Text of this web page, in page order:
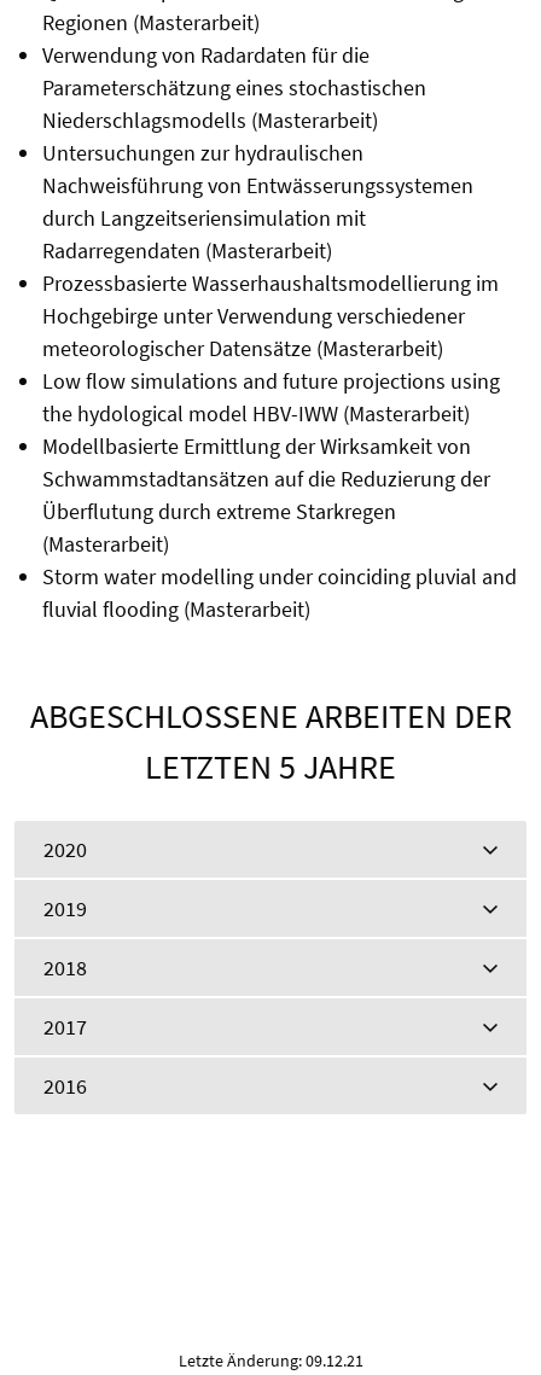
Regionen (Masterarbeit)
Verwendung von Radardaten für die
Parameterschätzung eines stochastischen
Niederschlagsmodells (Masterarbeit)
Untersuchungen zur hydraulischen
Nachweisführung von Entwässerungssystemen
durch Langzeitseriensimulation mit
Radarregendaten (Masterarbeit)
Prozessbasierte Wasserhaushaltsmodellierung im
Hochgebirge unter Verwendung verschiedener
meteorologischer Datensätze (Masterarbeit)
Low flow simulations and future projections using
the hydological model HBV-IWW (Masterarbeit)
Modellbasierte Ermittlung der Wirksamkeit von
Schwammstadtansätzen auf die Reduzierung der
Überflutung durch extreme Starkregen
(Masterarbeit)
Storm water modelling under coinciding pluvial and
fluvial flooding (Masterarbeit)
ABGESCHLOSSENE ARBEITEN DER
LETZTEN 5 JAHRE
2020
2019
2018
2017
2016
Letzte Änderung: 09.12.21